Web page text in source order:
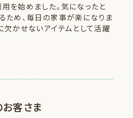
を始めました。気になったと
ため、毎日の家事が楽になりま
欠かせないアイテムとして活躍
客さま